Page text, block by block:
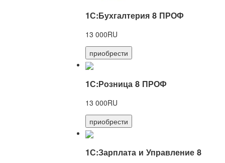
1С:Бухгалтерия 8 ПРОФ
13 000RU
приобрести
1С:Розница 8 ПРОФ
13 000RU
приобрести
1С:Зарплата и Управление 8